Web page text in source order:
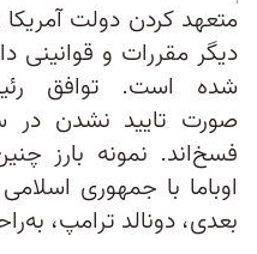
متعهد کردن دولت آمریکا
دیگر مقررات و قوانینی
شده است. توافق‌
صورت تایید نشدن در
فسخ‌اند. نمونه بارز
اوباما با جمهوری
بعدی، دونالد ترامپ،